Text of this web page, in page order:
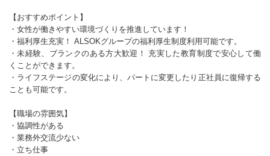
【おすすめポイント】
・女性が働きやすい環境づくりを推進しています！
・福利厚生充実！ ALSOKグループの福利厚生制度利用可能です。
・未経験、ブランクのある方大歓迎！ 充実した教育制度で安心して働
くことができます。
・ライフステージの変化により、パートに変更したり正社員に復帰する
ことも可能です。
【職場の雰囲気】
・協調性がある
・業務外交流少ない
・立ち仕事